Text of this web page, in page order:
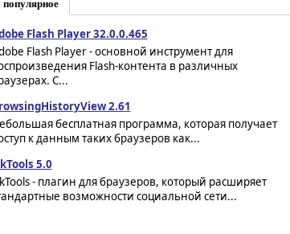
Flash Player 32.0.0.465
Flash Player - основной инструмент для
Flash-контента в различных
С...
2.61
бесплатная программа, которая получает
к данным таких браузеров как...
5.0
- плагин для браузеров, который расширяет
возможности социальной сети...